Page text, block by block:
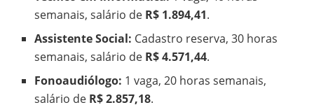
semanais, salário de R$ 1.894,41.
Assistente Social: Cadastro reserva, 30 horas
semanais, salário de R$ 4.571,44.
Fonoaudiólogo: 1 vaga, 20 horas semanais,
salário de R$ 2.857,18.